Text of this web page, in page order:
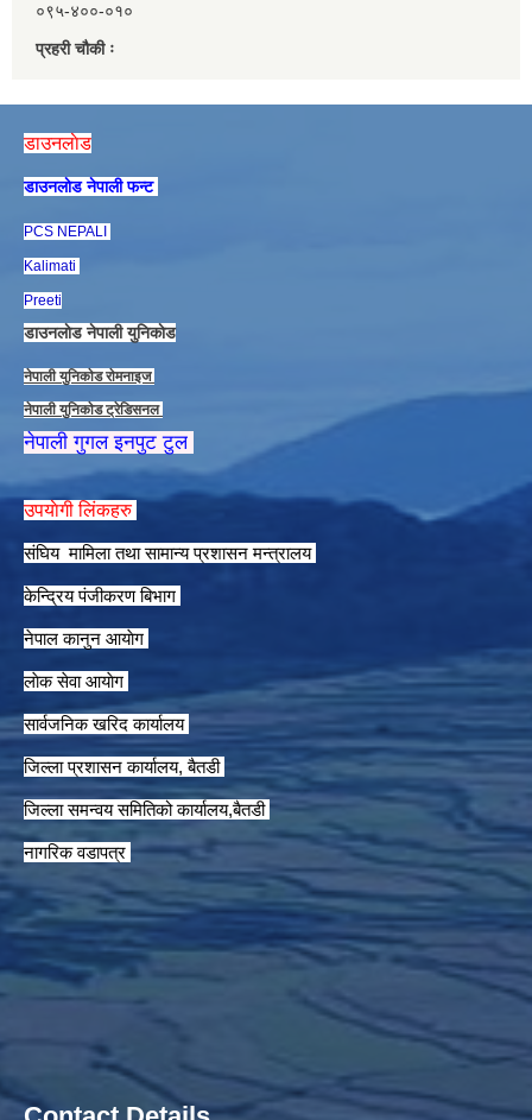
०९५-४००-०१०
प्रहरी चौकी ः
डाउनलाेड
डाउनलाेड नेपाली फन्ट
PCS NEPALI
Kalimati
Preeti
डाउनलाेड नेपाली युनिकाेड
नेपाली युनिकाेड राेमनाइज
नेपाली युनिकाेड ट्रेडिसनल
नेपाली गुगल इनपुट टुल
उपयाेगी लिंकहरु
संघिय मामिला तथा सामान्य प्रशासन मन्त्रालय
केन्द्रिय पंजीकरण बिभाग
नेपाल कानुन आयाेग
लाेक सेवा आयाेग
सार्वजनिक खरिद कार्यालय
जिल्ला प्रशासन कार्यालय, बैतडी
जिल्ला समन्वय समितिको कार्यालय,बैतडी
नागरिक वडापत्र